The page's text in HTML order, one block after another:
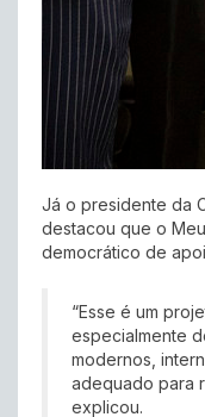
Já o presidente da
destacou que o
democrático de
“Esse é um
especialmente
modernos,
adequado para
explicou.